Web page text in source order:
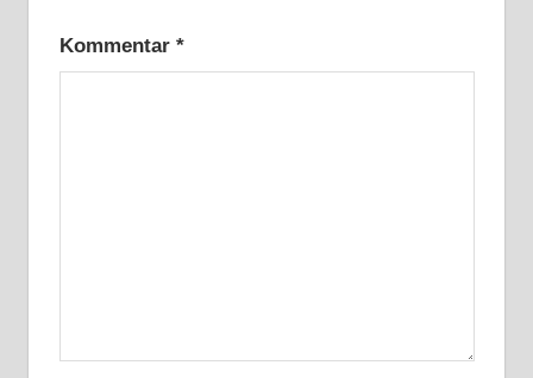
Kommentar *